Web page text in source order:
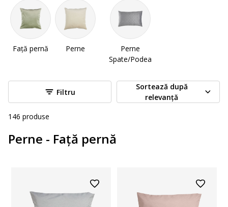
Față pernă Perne
Perne
Spate/Podea
Filtru
Sortează după
relevanță
146 produse
Perne - Față pernă